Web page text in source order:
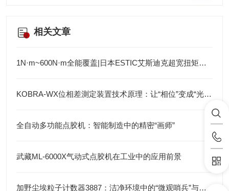
相关文章
1N·m~600N·m全能覆盖|日本ESTIC艾斯迪克超宽扭矩弯头枪
KOBRA-WX位相差測定装置技术原理：让“相位”变成“光强”
全自动多功能点胶机：智能制造中的精密“画师”
武藏ML-6000X气动式点胶机在工业中的应用前景
加野尘埃粒子计数器3887：洁净环境中的“微观哨兵”与洁净度“审计官”